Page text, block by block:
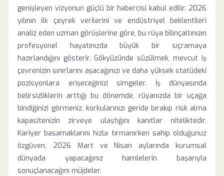
genişleyen vizyonun güçlü bir habercisi kabul edilir. 2026
yılının ilk çeyrek verilerini ve endüstriyel beklentileri
analiz eden uzman görüşlerine göre, bu rüya bilinçaltınızın
profesyonel hayatınızda büyük bir sıçramaya
hazırlandığını gösterir. Gökyüzünde süzülmek, mevcut iş
çevrenizin sınırlarını aşacağınızı ve daha yüksek statüdeki
pozisyonlara erişeceğinizi simgeler. İş dünyasında
belirsizliklerin arttığı bu dönemde, rüyanızda bir uçağa
bindiğinizi görmeniz, korkularınızı geride bırakıp risk alma
kapasitenizin zirveye ulaştığını kanıtlar niteliktedir.
Kariyer basamaklarını hızla tırmanırken sahip olduğunuz
özgüven, 2026 Mart ve Nisan aylarında kurumsal
dünyada yapacağınız hamlelerin başarıyla
sonuçlanacağını müjdeler.